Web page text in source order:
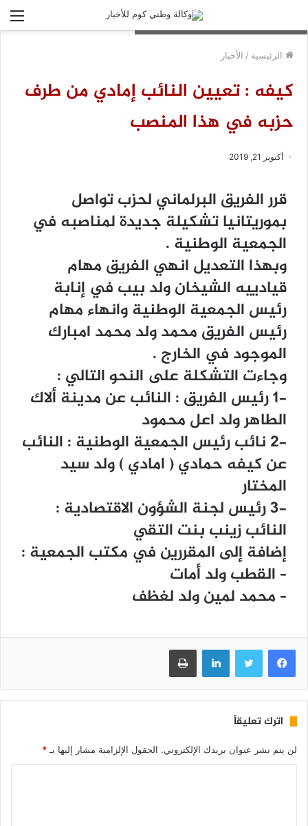
النائب إمادي يشرف على حملة السقيا بنفسه
الرئيسية / الأخبار
كيفه : تعيين النائب إمادي من طرف
حزبه في هذا المنصب
أكتوبر 21, 2019
ﻗﺮﺭ ﺍﻟﻔﺮﻳﻖ ﺍﻟﺒﺮﻟﻤﺎﻧﻲ ﻟﺤﺰﺏ ﺗﻮﺍﺻﻞ
ﺑﻤﻮﺭﻳﺘﺎﻧﻴﺎ ﺗﺸﻜﻴﻠﺔ ﺟﺪﻳﺪﺓ ﻟﻤﻨﺎﺻﺒﻪ ﻓﻲ
ﺍﻟﺠﻤﻌﻴﺔ ﺍﻟﻮﻃﻨﻴﺔ .
ﻭﺑﻬﺬﺍ ﺍﻟﺘﻌﺪﻳﻞ ﺍﻧﻬﻲ ﺍﻟﻔﺮﻳﻖ ﻣﻬﺎﻡ
قيادييه ﺍﻟﺸﻴﺨﺎﻥ ﻭﻟﺪ ﺑﻴﺐ ﻓﻲ ﺇﻧﺎﺑﺔ
ﺭﺋﻴﺲ ﺍﻟﺠﻤﻌﻴﺔ ﺍﻟﻮﻃﻨﻴﺔ ﻭﺍﻧﻬﺎء ﻣﻬﺎﻡ
ﺭﺋﻴﺲ ﺍﻟﻔﺮﻳﻖ ﻣﺤﻤﺪ ﻭﻟﺪ ﻣﺤﻤﺪ ﺍﻣﺒﺎﺭﻙ
ﺍﻟﻤﻮﺟﻮﺩ ﻓﻲ ﺍﻟﺨﺎﺭﺝ .
ﻭﺟﺎﺀﺕ ﺍﻟﺘﺸﻜﻠﺔ ﻋﻠﻰ ﺍﻟﻨﺤﻮ ﺍﻟﺘﺎﻟﻲ :
-1 ﺭﺋﻴﺲ ﺍﻟﻔﺮﻳﻖ : ﺍﻟﻨﺎﺋﺐ ﻋﻦ ﻣﺪﻳﻨﺔ ﺃﻻﻙ
ﺍﻟﻄﺎﻫﺮ ﻭﻟﺪ ﺍﻋﻞ ﻣﺤﻤﻮﺩ
-2 ﻧﺎﺋﺐ ﺭﺋﻴﺲ ﺍﻟﺠﻤﻌﻴﺔ ﺍﻟﻮﻃﻨﻴﺔ : ﺍﻟﻨﺎﺋﺐ
ﻋﻦ ﻛﻴﻔﻪ ﺣﻤﺎﺩﻱ ‏( ﺍﻣﺎﺩﻱ ‏) ﻭﻟﺪ ﺳﻴﺪ
ﺍﻟﻤﺨﺘﺎﺭ
-3 ﺭﺋﻴﺲ ﻟﺠﻨﺔ ﺍﻟﺸﺆﻭﻥ ﺍﻻﻗﺘﺼﺎﺩﻳﺔ :
ﺍﻟﻨﺎﺋﺐ ﺯﻳﻨﺐ ﺑﻨﺖ ﺍﻟﺘﻘﻲ
ﺇﺿﺎﻓﺔ ﺇﻟﻰ ﺍﻟﻤﻘﺮﺭﻳﻦ ﻓﻲ ﻣﻜﺘﺐ ﺍﻟﺠﻤﻌﻴﺔ :
– ﺍﻟﻘﻄﺐ ﻭﻟﺪ ﺃﻣﺎﺕ
– ﻣﺤﻤﺪ ﻟﻤﻴﻦ ﻭﻟﺪ ﻟﻐﻈﻒ
فيسبوك تويتر لينكدإن طباعة
اترك تعليقاً
لن يتم نشر عنوان بريدك الإلكتروني. الحقول الإلزامية مشار إليها بـ *